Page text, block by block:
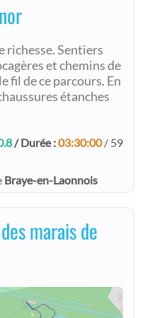
richesse. Sentiers
et chemins de
fil de ce parcours. En
étanches
/ Durée :03:30:00/ 59
Braye-en-Laonnois
marais de